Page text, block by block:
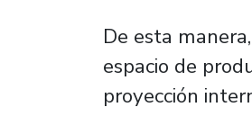
De esta
espacio de
proyección